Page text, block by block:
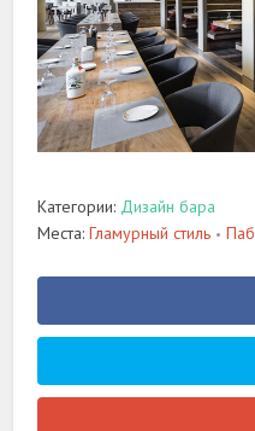
Категории: Дизайн бара
Места:Гламурный стиль • Паб